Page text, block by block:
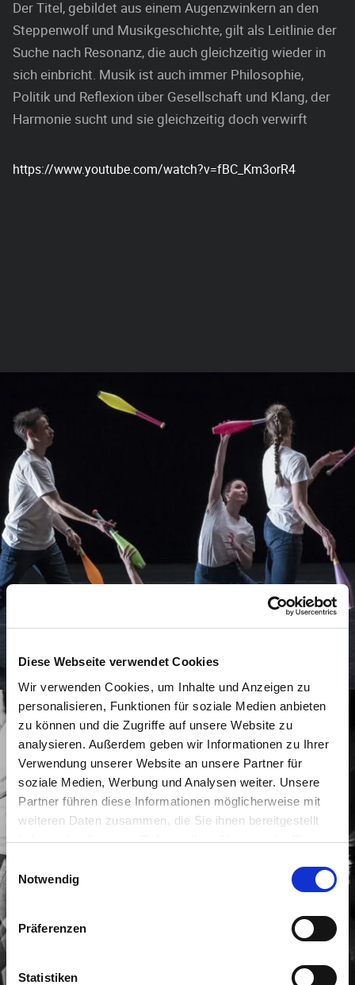
Diese Webseite verwendet Cookies
Wir verwenden Cookies, um Inhalte und Anzeigen zu
personalisieren, Funktionen für soziale Medien anbieten
zu können und die Zugriffe auf unsere Website zu
analysieren. Außerdem geben wir Informationen zu Ihrer
Verwendung unserer Website an unsere Partner für
soziale Medien, Werbung und Analysen weiter. Unsere
Partner führen diese Informationen möglicherweise mit
weiteren Daten zusammen, die Sie ihnen bereitgestellt
haben oder die sie im Rahmen Ihrer Nutzung der Dienste
Einwilligungsauswahl
Notwendig
Präferenzen
Statistiken
Der Titel, gebildet aus einem Augenzwinkern an den
Steppenwolf und Musikgeschichte, gilt als Leitlinie der
Suche nach Resonanz, die auch gleichzeitig wieder in
sich einbricht. Musik ist auch immer Philosophie,
Politik und Reflexion über Gesellschaft und Klang, der
Harmonie sucht und sie gleichzeitig doch verwirft
https://www.youtube.com/watch?v=fBC_Km3orR4